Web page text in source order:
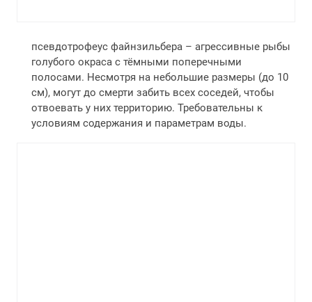
псевдотрофеус файнзильбера – агрессивные рыбы
голубого окраса с тёмными поперечными
полосами. Несмотря на небольшие размеры (до 10
см), могут до смерти забить всех соседей, чтобы
отвоевать у них территорию. Требовательны к
условиям содержания и параметрам воды.